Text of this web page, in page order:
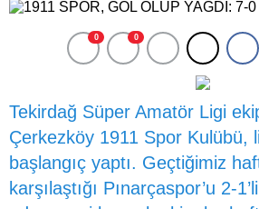
0 0
Tekirdağ Süper Amatör Ligi
Çerkezköy 1911 Spor Kulübü,
başlangıç yaptı. Geçtiğimiz
karşılaştığı Pınarçaspor’u 2-